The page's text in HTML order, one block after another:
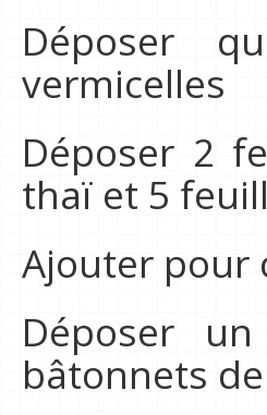
Déposer
vermicelles
Déposer 2
thaï et 5
Ajouter pour
Déposer
bâtonnets